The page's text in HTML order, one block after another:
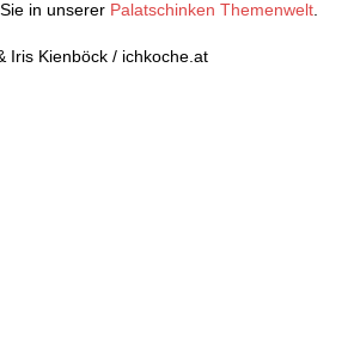
in unserer Palatschinken Themenwelt.
Iris Kienböck / ichkoche.at